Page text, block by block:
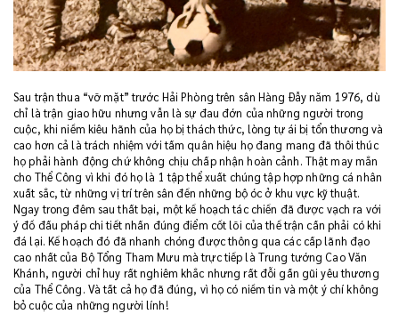
Sau trận thua “vỡ mặt” trước Hải Phòng trên sân Hàng Đẫy năm 1976, dù
chỉ là trận giao hữu nhưng vẫn là sự đau đớn của những người trong
cuộc, khi niềm kiêu hãnh của họ bị thách thức, lòng tự ái bị tổn thương và
cao hơn cả là trách nhiệm với tấm quân hiệu họ đang mang đã thôi thúc
họ phải hành động chứ không chịu chấp nhận hoàn cảnh. Thật may mắn
cho Thể Công vì khi đó họ là 1 tập thể xuất chúng tập hợp những cá nhân
xuất sắc, từ những vị trí trên sân đến những bộ óc ở khu vực kỹ thuật.
Ngay trong đêm sau thất bại, một kế hoạch tác chiến đã được vạch ra với
ý đồ đấu pháp chi tiết nhấn đúng điểm cốt lõi của thế trận cần phải có khi
đá lại. Kế hoạch đó đã nhanh chóng được thông qua các cấp lãnh đạo
cao nhất của Bộ Tổng Tham Mưu mà trực tiếp là Trung tướng Cao Văn
Khánh, người chỉ huy rất nghiêm khắc nhưng rất đỗi gần gũi yêu thương
của Thể Công. Và tất cả họ đã đúng, vì họ có niềm tin và một ý chí không
bỏ cuộc của những người lính!